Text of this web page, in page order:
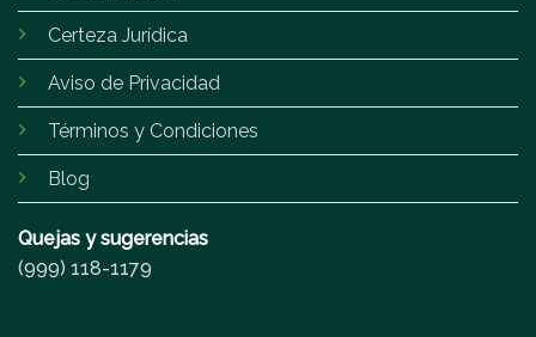
Certeza Jurídica
Aviso de Privacidad
Términos y Condiciones
Blog
Quejas y sugerencias
(999) 118-1179